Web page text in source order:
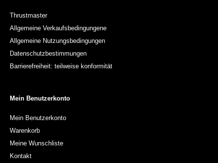
Thrustmaster
Allgemeine Verkaufsbedingungene
Allgemeine Nutzungsbedingungen
Datenschutzbestimmungen
Barrierefreiheit: teilweise konformität
Mein Benutzerkonto
Mein Benutzerkonto
Warenkorb
Meine Wunschliste
Kontakt